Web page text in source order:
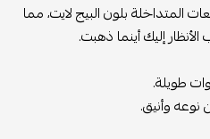
المتداخلة بلون البيج لايت، مما
إليك أينما ذهبت.
طويلة.
نوعه وأنيق.